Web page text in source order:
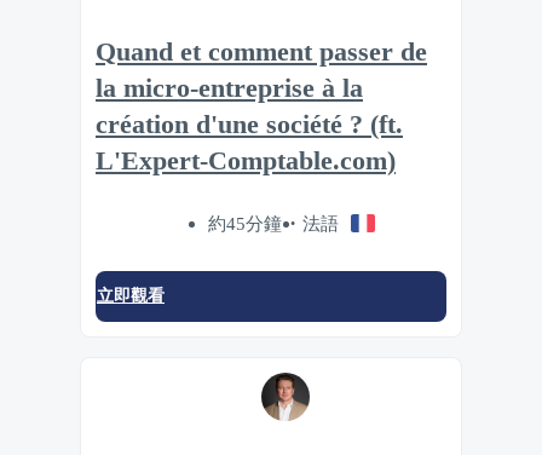
Quand et comment passer de
la micro-entreprise à la
création d'une société ? (ft.
L'Expert-Comptable.com)
約45分鐘 法語
立即觀看